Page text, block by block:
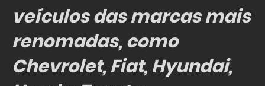
veículos das marcas mais
renomadas, como
Chevrolet, Fiat, Hyundai,